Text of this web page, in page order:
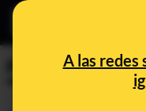
A las redes
Flucelvax